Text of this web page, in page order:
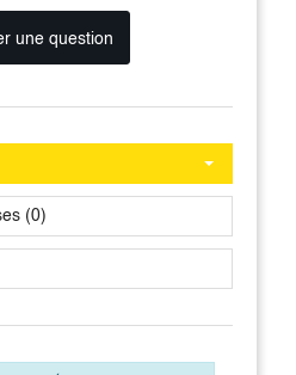
une question
(0)